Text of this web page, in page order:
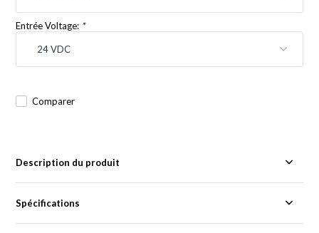
Entrée Voltage: *
Comparer
Description du produit
Spécifications